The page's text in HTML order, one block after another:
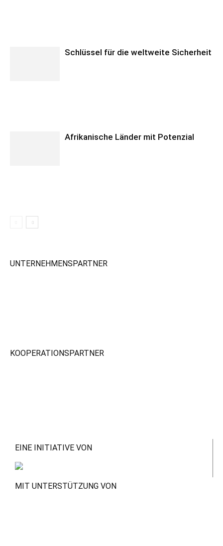
Schlüssel für die weltweite Sicherheit
Afrikanische Länder mit Potenzial
UNTERNEHMENSPARTNER
KOOPERATIONSPARTNER
EINE INITIATIVE VON
MIT UNTERSTÜTZUNG VON